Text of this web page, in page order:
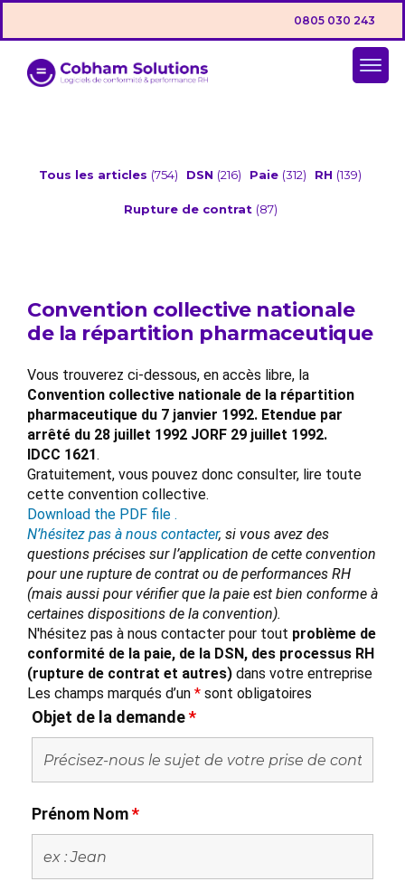
0805 030 243
Tous les articles (754) DSN (216) Paie (312) RH (139)
Rupture de contrat (87)
Convention collective nationale
de la répartition pharmaceutique
Vous trouverez ci-dessous, en accès libre, la
Convention collective nationale de la répartition
pharmaceutique du 7 janvier 1992. Etendue par
arrêté du 28 juillet 1992 JORF 29 juillet 1992.
IDCC 1621.
Gratuitement, vous pouvez donc consulter, lire toute
cette convention collective.
Download the PDF file .
N’hésitez pas à nous contacter, si vous avez des
questions précises sur l’application de cette convention
pour une rupture de contrat ou de performances RH
(mais aussi pour vérifier que la paie est bien conforme à
certaines dispositions de la convention).
N'hésitez pas à nous contacter pour tout problème de
conformité de la paie, de la DSN, des processus RH
(rupture de contrat et autres) dans votre entreprise
Les champs marqués d’un * sont obligatoires
Objet de la demande*
Prénom Nom*